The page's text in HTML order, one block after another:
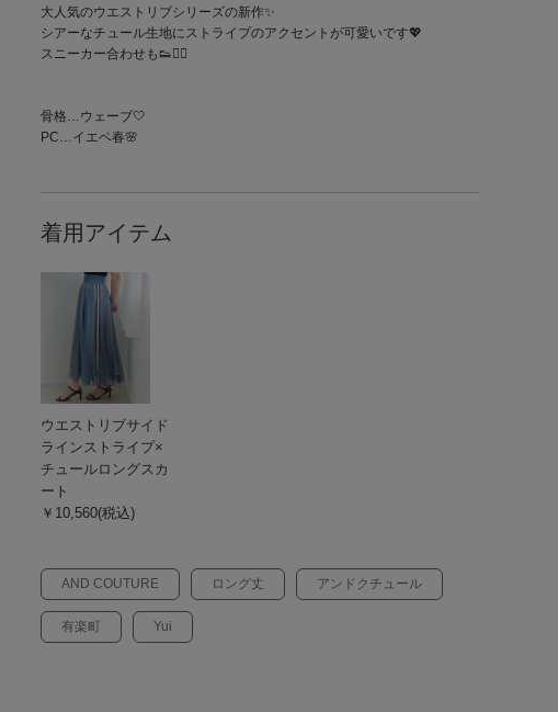
大人気のウエストリブシリーズの新作✨
シアーなチュール生地にストライプのアクセントが可愛いです💖
スニーカー合わせも👟🙆‍♀️
骨格…ウェーブ🤍
PC…イエベ春🌸
AND COUTURE ロング丈 アンドクチュール
有楽町 Yui
着用アイテム
ウエストリブサイド
ラインストライプ×
チュールロングスカ
ート
￥10,560(税込)